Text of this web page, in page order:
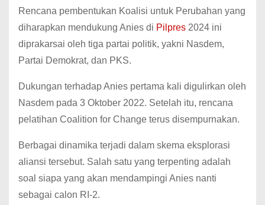
Rencana pembentukan Koalisi untuk Perubahan yang
diharapkan mendukung Anies di Pilpres 2024 ini
diprakarsai oleh tiga partai politik, yakni Nasdem,
Partai Demokrat, dan PKS.
Dukungan terhadap Anies pertama kali digulirkan oleh
Nasdem pada 3 Oktober 2022. Setelah itu, rencana
pelatihan Coalition for Change terus disempurnakan.
Berbagai dinamika terjadi dalam skema eksplorasi
aliansi tersebut. Salah satu yang terpenting adalah
soal siapa yang akan mendampingi Anies nanti
sebagai calon RI-2.